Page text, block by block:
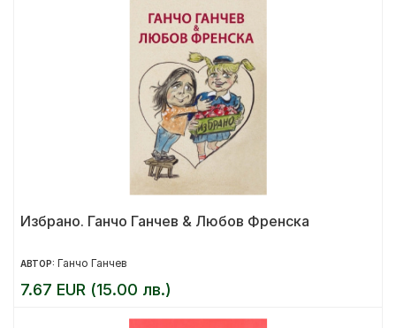
Избрано. Ганчо Ганчев & Любов Френска
АВТОР: Ганчо Ганчев
7.67 EUR (15.00 лв.)